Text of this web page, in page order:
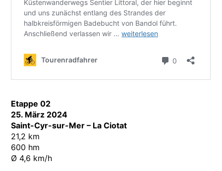
Etappe 02
25. März 2024
Saint-Cyr-sur-Mer – La Ciotat
21,2 km
600 hm
Ø 4,6 km/h